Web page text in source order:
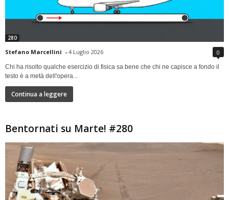
280
Stefano Marcellini - 4 Luglio 2026 0
Chi ha risolto qualche esercizio di fisica sa bene che chi ne capisce a fondo il
testo è a metà dell'opera...
Continua a leggere
Bentornati su Marte! #280